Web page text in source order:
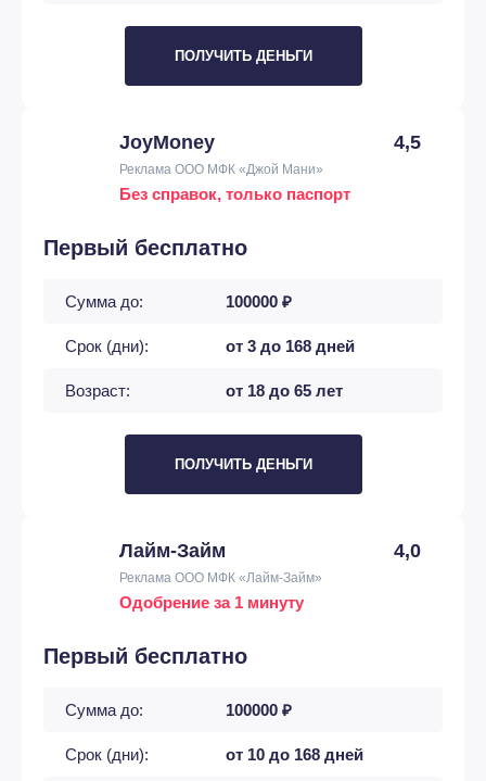
ПОЛУЧИТЬ ДЕНЬГИ
JoyMoney 4,5
Реклама ООО МФК «Джой Мани»
Без справок, только паспорт
Первый бесплатно
Сумма до: 100000 ₽
Срок (дни): от 3 до 168 дней
Возраст: от 18 до 65 лет
ПОЛУЧИТЬ ДЕНЬГИ
Лайм-Займ 4,0
Реклама ООО МФК «Лайм-Займ»
Одобрение за 1 минуту
Первый бесплатно
Сумма до: 100000 ₽
Срок (дни): от 10 до 168 дней